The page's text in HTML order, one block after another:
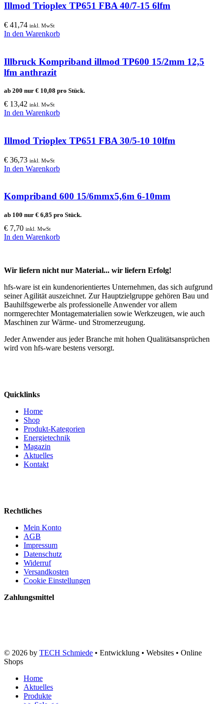
Illmod Trioplex TP651 FBA 40/7-15 6lfm
€ 41,74 inkl. MwSt
In den Warenkorb
Illbruck Kompriband illmod TP600 15/2mm 12,5
lfm anthrazit
ab 200 nur € 10,08 pro Stück.
€ 13,42 inkl. MwSt
In den Warenkorb
Illmod Trioplex TP651 FBA 30/5-10 10lfm
€ 36,73 inkl. MwSt
In den Warenkorb
Kompriband 600 15/6mmx5,6m 6-10mm
ab 100 nur € 6,85 pro Stück.
€ 7,70 inkl. MwSt
In den Warenkorb
Wir liefern nicht nur Material... wir liefern Erfolg!
hfs-ware ist ein kundenorientiertes Unternehmen, das sich aufgrund
seiner Agilität auszeichnet. Zur Hauptzielgruppe gehören Bau und
Bauhilfsgewerbe als professionelle Anwender vor allem
normgerechter Montagematerialien sowie Werkzeugen, wie auch
Maschinen zur Wärme- und Stromerzeugung.
Jeder Anwender aus jeder Branche mit hohen Qualitätsansprüchen
wird von hfs-ware bestens versorgt.
Quicklinks
Home
Shop
Produkt-Kategorien
Energietechnik
Magazin
Aktuelles
Kontakt
Rechtliches
Mein Konto
AGB
Impressum
Datenschutz
Widerruf
Versandkosten
Cookie Einstellungen
Zahlungsmittel
© 2026 by TECH Schmiede • Entwicklung • Websites • Online
Shops
Home
Aktuelles
Produkte